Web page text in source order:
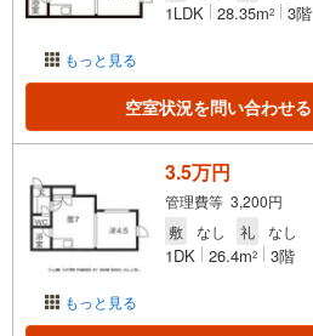
もっと見る
1LDK 28.35m2 3階
空室状況を問い合わせる
もっと見る
3.5万円
管理費等 3,200円
敷
なし 礼 なし
1DK 26.4m2 3階